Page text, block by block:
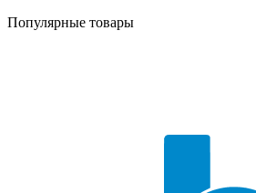
Популярные товары